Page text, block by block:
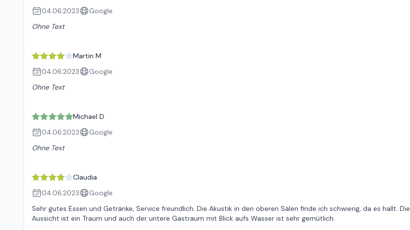
04.06.2023
Google
Ohne Text
Martin M
04.06.2023
Google
Ohne Text
Michael D
04.06.2023
Google
Ohne Text
Claudia
04.06.2023
Google
Sehr gutes Essen und Getränke, Service freundlich. Die Akustik in den oberen Sälen finde ich schwierig, da es hallt. Die
Aussicht ist ein Traum und auch der untere Gastraum mit Blick aufs Wasser ist sehr gemütlich.